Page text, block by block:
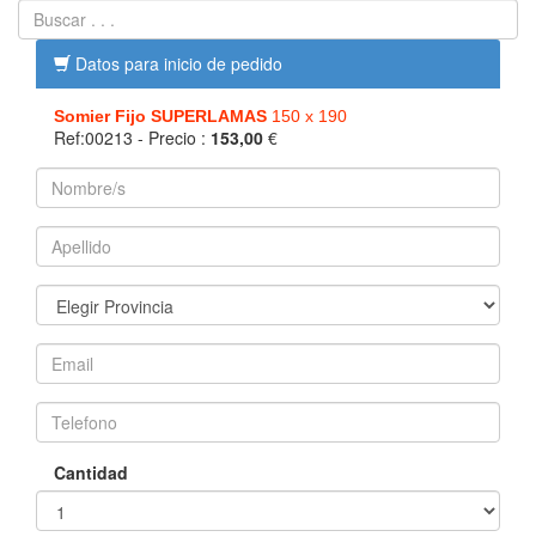
Datos para inicio de pedido
Somier Fijo SUPERLAMAS 150 x 190
Ref:00213 - Precio : 153,00 €
Cantidad